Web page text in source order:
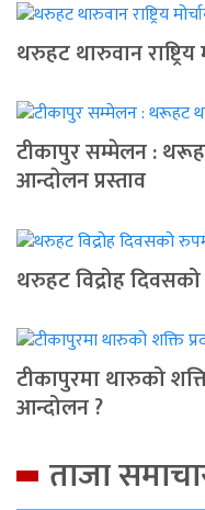
थरुहट थारुवान
टीकापुर सम्मेलन :
आन्दाेलन प्रस्ताव
थरुहट विद्रोह
टीकापुरमा थारुको
आन्दोलन ?
ताजा